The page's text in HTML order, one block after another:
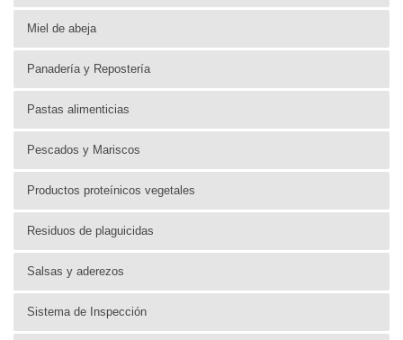
Miel de abeja
Panadería y Repostería
Pastas alimenticias
Pescados y Mariscos
Productos proteínicos vegetales
Residuos de plaguicidas
Salsas y aderezos
Sistema de Inspección